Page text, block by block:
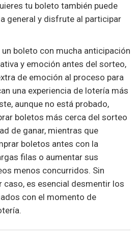
tu boleto también puede
general y disfrute al participar
boleto con mucha anticipación
y emoción antes del sorteo,
de emoción al proceso para
una experiencia de lotería más
aunque no está probado,
boletos más cerca del sorteo
de ganar, mientras que
boletos antes con la
filas o aumentar sus
menos concurridos. Sin
caso, es esencial desmentir los
con el momento de